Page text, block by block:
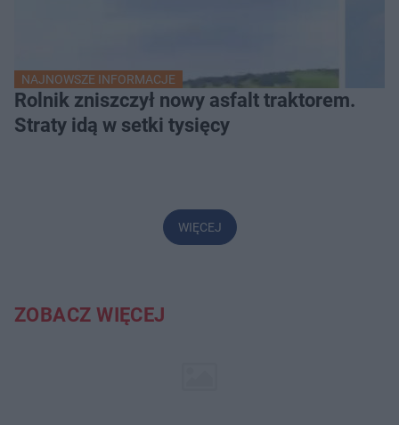
NAJNOWSZE INFORMACJE
Rolnik zniszczył nowy asfalt traktorem.
Straty idą w setki tysięcy
WIĘCEJ
ZOBACZ WIĘCEJ